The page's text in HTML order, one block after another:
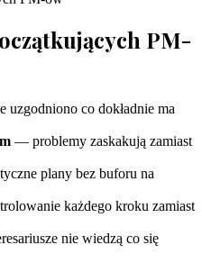
PM-
uzgodniono co dokładnie ma
— problemy zaskakują zamiast
plany bez buforu na
każdego kroku zamiast
nie wiedzą co się